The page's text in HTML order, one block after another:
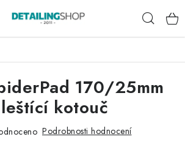
170/25mm
kotouč
Podrobnosti hodnocení